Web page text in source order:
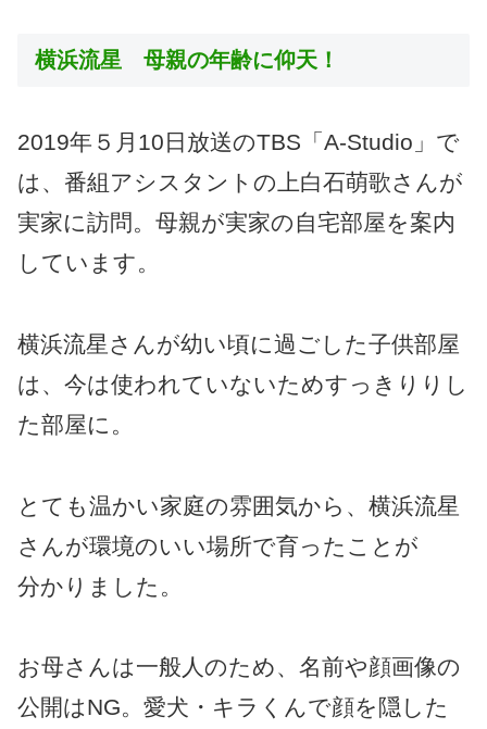
横浜流星 母親の年齢に仰天！
2019年５月10日放送のTBS「A-Studio」で
は、番組アシスタントの上白石萌歌さんが
実家に訪問。母親が実家の自宅部屋を案内
しています。
横浜流星さんが幼い頃に過ごした子供部屋
は、今は使われていないためすっきりりし
た部屋に。
とても温かい家庭の雰囲気から、横浜流星
さんが環境のいい場所で育ったことが
分かりました。
お母さんは一般人のため、名前や顔画像の
公開はNG。愛犬・キラくんで顔を隠した